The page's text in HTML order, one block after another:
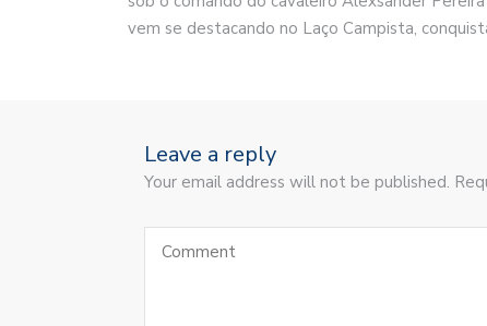
vem se destacando no Laço Campista,
Leave a reply
Your email address will not be published.